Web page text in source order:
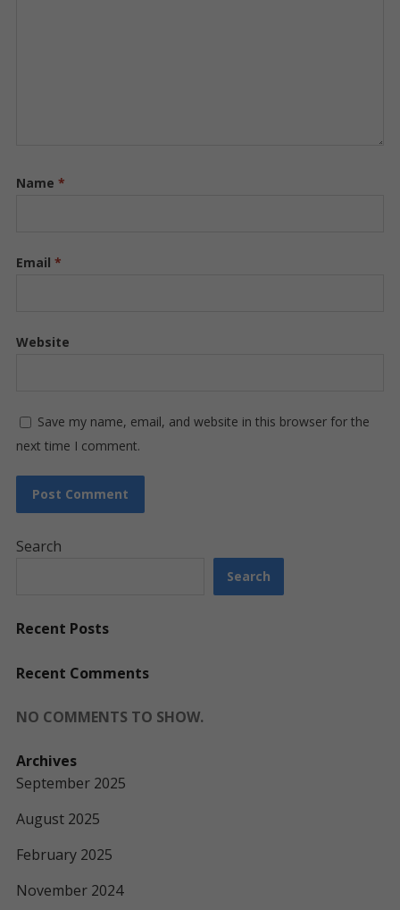
Name *
Email *
Website
Save my name, email, and website in this browser for the
next time I comment.
Search
Search
Recent Posts
Recent Comments
NO COMMENTS TO SHOW.
Archives
September 2025
August 2025
February 2025
November 2024